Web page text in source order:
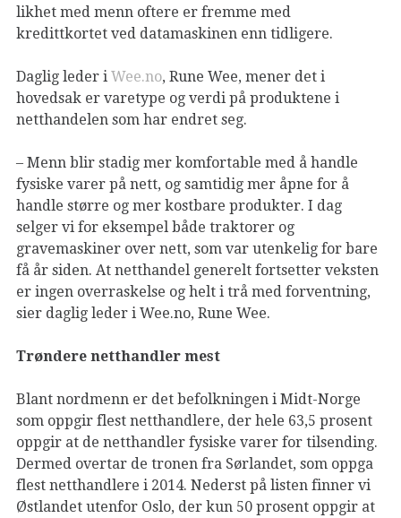
likhet med menn oftere er fremme med
kredittkortet ved datamaskinen enn tidligere.
Daglig leder i Wee.no, Rune Wee, mener det i
hovedsak er varetype og verdi på produktene i
netthandelen som har endret seg.
– Menn blir stadig mer komfortable med å handle
fysiske varer på nett, og samtidig mer åpne for å
handle større og mer kostbare produkter. I dag
selger vi for eksempel både traktorer og
gravemaskiner over nett, som var utenkelig for bare
få år siden. At netthandel generelt fortsetter veksten
er ingen overraskelse og helt i trå med forventning,
sier daglig leder i Wee.no, Rune Wee.
Trøndere netthandler mest
Blant nordmenn er det befolkningen i Midt-Norge
som oppgir flest netthandlere, der hele 63,5 prosent
oppgir at de netthandler fysiske varer for tilsending.
Dermed overtar de tronen fra Sørlandet, som oppga
flest netthandlere i 2014. Nederst på listen finner vi
Østlandet utenfor Oslo, der kun 50 prosent oppgir at